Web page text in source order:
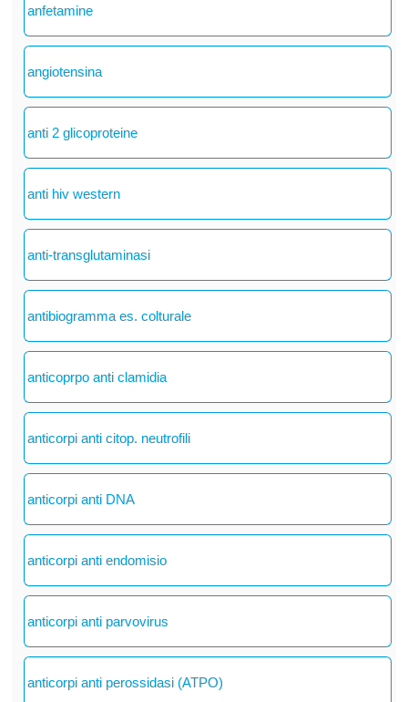
anfetamine
angiotensina
anti 2 glicoproteine
anti hiv western
anti-transglutaminasi
antibiogramma es. colturale
anticoprpo anti clamidia
anticorpi anti citop. neutrofili
anticorpi anti DNA
anticorpi anti endomisio
anticorpi anti parvovirus
anticorpi anti perossidasi (ATPO)